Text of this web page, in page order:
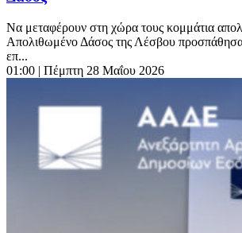
Να μεταφέρουν στη χώρα τους κομμάτια
Απολιθωμένο Δάσος της Λέσβου
επ...
01:00 | Πέμπτη 28 Μαΐου 2026